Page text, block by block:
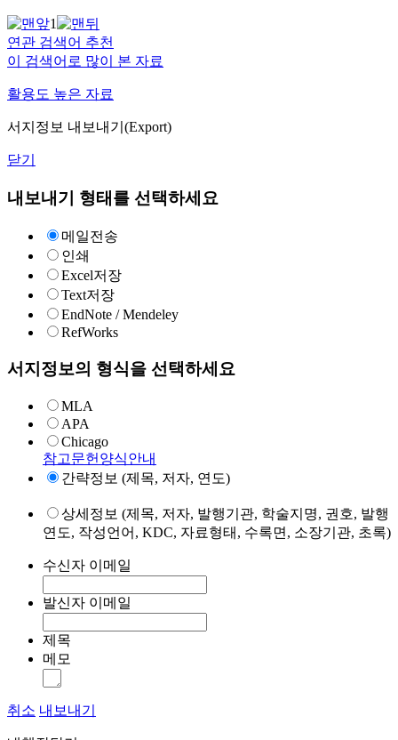
1
연관 검색어 추천
이 검색어로 많이 본 자료
활용도 높은 자료
서지정보 내보내기(Export)
닫기
내보내기 형태를 선택하세요
메일전송
인쇄
Excel저장
Text저장
EndNote / Mendeley
RefWorks
서지정보의 형식을 선택하세요
MLA
APA
Chicago
참고문헌양식안내
간략정보 (제목, 저자, 연도)
상세정보 (제목, 저자, 발행기관, 학술지명, 권호, 발행
연도, 작성언어, KDC, 자료형태, 수록면, 소장기관, 초록)
수신자 이메일
발신자 이메일
제목
메모
취소 내보내기